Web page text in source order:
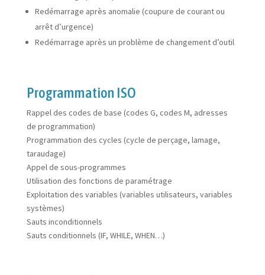
Redémarrage après anomalie (coupure de courant ou
arrêt d’urgence)
Redémarrage après un problème de changement d’outil
Programmation ISO
Rappel des codes de base (codes G, codes M, adresses
de programmation)
Programmation des cycles (cycle de perçage, lamage,
taraudage)
Appel de sous-programmes
Utilisation des fonctions de paramétrage
Exploitation des variables (variables utilisateurs, variables
systèmes)
Sauts inconditionnels
Sauts conditionnels (IF, WHILE, WHEN…)